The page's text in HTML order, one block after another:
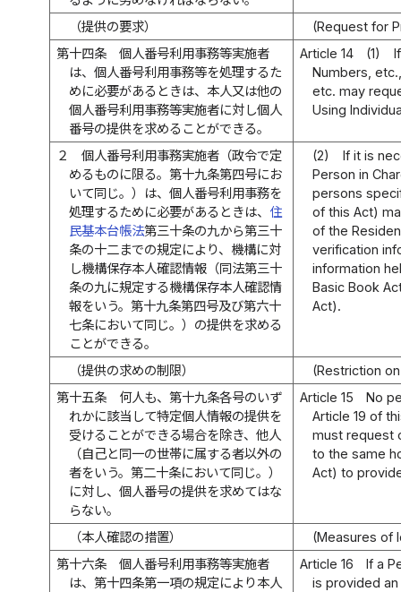
（提供の要求）
(Request for
第十四条
個人番号利用事務等実施者
は、個人番号利用事務等を処理するた
めに必要があるときは、本人又は他の
個人番号利用事務等実施者に対し個人
番号の提供を求めることができる。
Article 14 (1)
Numbers,
etc. may
Using
２
個人番号利用事務実施者（政令で定
めるものに限る。第十九条第四号にお
いて同じ。）は、個人番号利用事務を
処理するために必要があるときは、 住
民基本台帳法第三十条の九から第三十
条の十二までの規定により、機構に対
し機構保存本人確認情報（同法第三十
条の九に規定する機構保存本人確認情
報をいう。第十九条第四号及び第六十
七条において同じ。）の提供を求める
ことができる。
(2)
If it is
Person in
persons
of this Act)
of the
verification
information
Basic Book
Act).
（提供の求めの制限）
(Restriction
第十五条
何人も、第十九条各号のいず
れかに該当して特定個人情報の提供を
受けることができる場合を除き、他人
（自己と同一の世帯に属する者以外の
者をいう。第二十条において同じ。）
に対し、個人番号の提供を求めてはな
らない。
Article 15
No
Article 19 of
must request
to the same
Act) to
（本人確認の措置）
(Measures of
第十六条
個人番号利用事務等実施者
は、第十四条第一項の規定により本人
Article 16
If a
is provided